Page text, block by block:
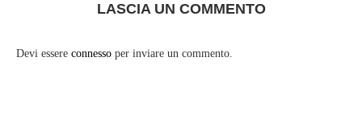
LASCIA UN COMMENTO
Devi essere connesso per inviare un commento.